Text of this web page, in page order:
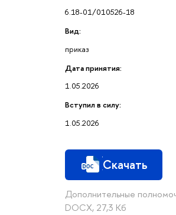
6.18-01/010526-18
Вид:
приказ
Дата принятия:
1.05.2026
Вступил в силу:
1.05.2026
Скачать
Дополнительные
DOCX, 27,3 Кб